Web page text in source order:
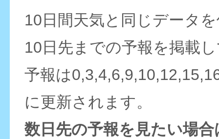
10日間天気と同じデータ
10日先までの予報を掲載
予報は
に更新されます。
数日先の予報を見たい場